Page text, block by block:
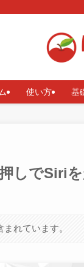
使い方 基
しでSiri
れています。